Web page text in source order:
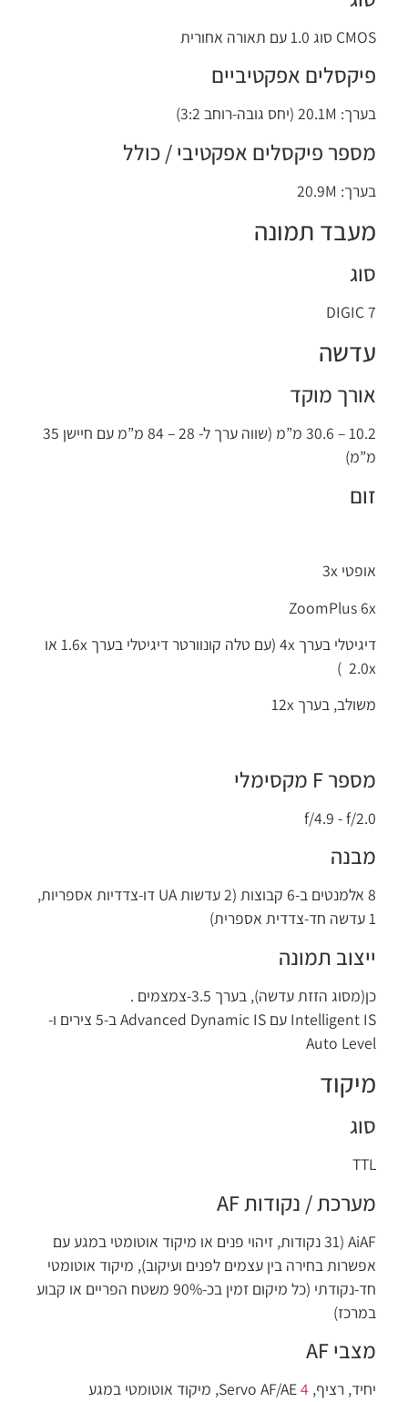
CMOS סוג 1.0 עם תאורה אחורית
פיקסלים אפקטיביים
בערך: 20.1M (יחס גובה-רוחב 3:2)
מספר פיקסלים אפקטיבי / כולל
בערך: 20.9M
מעבד תמונה
סוג
DIGIC 7
עדשה
אורך מוקד
10.2 – 30.6 מ”מ (שווה ערך ל- 28 – 84 מ”מ עם חיישן 35
מ”מ)
זום
אופטי 3x
ZoomPlus 6x
דיגיטלי בערך 4x (עם טלה קונוורטר דיגיטלי בערך 1.6x או
2.0x )
משולב, בערך 12x
מספר F מקסימלי
f/2.0 ‏- f/4.9
מבנה
8 אלמנטים ב-6 קבוצות (2 עדשות UA דו-צדדיות אספריות,
1 עדשה חד-צדדית אספרית)
ייצוב תמונה
כן(מסוג הזזת עדשה), בערך 3.5-צמצמים .
Intelligent IS עם Advanced Dynamic IS ב-5 צירים ו-
Auto Level
מיקוד
סוג
TTL
מערכת / נקודות AF
AiAF ‏(31 נקודות, זיהוי פנים או מיקוד אוטומטי במגע עם
אפשרות בחירה בין עצמים לפנים ועיקוב), מיקוד אוטומטי
חד-נקודתי (כל מיקום זמין בכ-90% משטח הפריים או קבוע
במרכז)
מצבי AF
יחיד, רציף, Servo AF/AE 4 , מיקוד אוטומטי במגע